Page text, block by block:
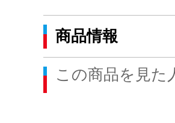
79cm×68cm
79cm×72cm
商品情報
この商品を見た